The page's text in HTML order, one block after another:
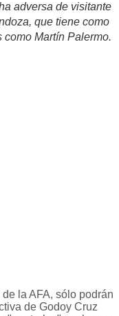
adversa de visitante
que tiene como
Martín Palermo.
la AFA, sólo podrán
de Godoy Cruz